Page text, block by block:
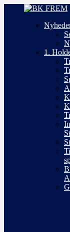
1.